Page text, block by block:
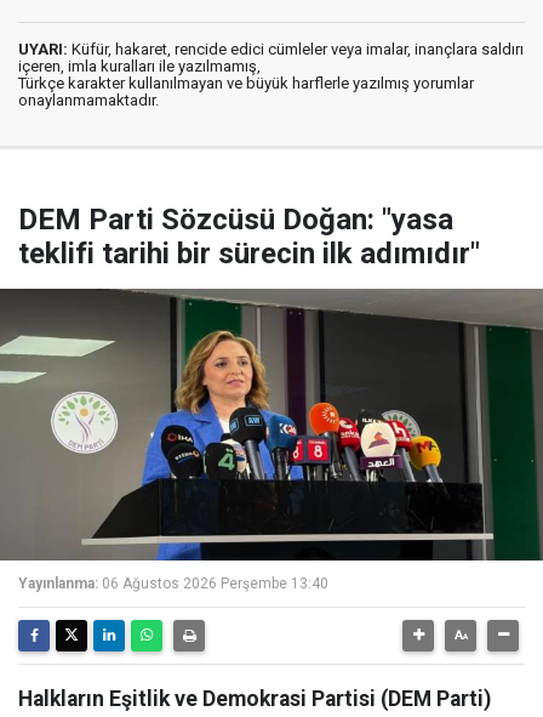
UYARI: Küfür, hakaret, rencide edici cümleler veya imalar, inançlara saldırı
içeren, imla kuralları ile yazılmamış,
Türkçe karakter kullanılmayan ve büyük harflerle yazılmış yorumlar
onaylanmamaktadır.
DEM Parti Sözcüsü Doğan: "yasa
teklifi tarihi bir sürecin ilk adımıdır"
Yayınlanma: 06 Ağustos 2026 Perşembe 13:40
Halkların Eşitlik ve Demokrasi Partisi (DEM Parti)